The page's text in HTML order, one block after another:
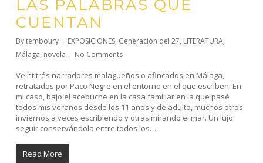
LAS PALABRAS QUE
CUENTAN
Bytemboury EXPOSICIONES, Generación del 27, LITERATURA,
Málaga, novela No Comments
Veintitrés narradores malagueños o afincados en Málaga,
retratados por Paco Negre en el entorno en el que escriben. En
mi caso, bajo el acebuche en la casa familiar en la que pasé
todos mis veranos desde los 11 años y de adulto, muchos otros
inviernos a veces escribiendo y otras mirando el mar. Un lujo
seguir conservándola entre todos los…
Read More